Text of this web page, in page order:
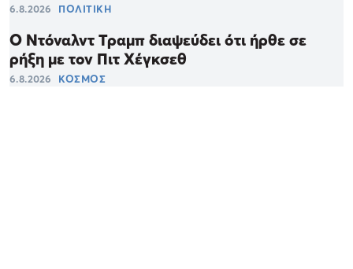
6.8.2026 ΠΟΛΙΤΙΚΗ
Ο Ντόναλντ Τραμπ διαψεύδει ότι ήρθε σε
ρήξη με τον Πιτ Χέγκσεθ
6.8.2026 ΚΟΣΜΟΣ